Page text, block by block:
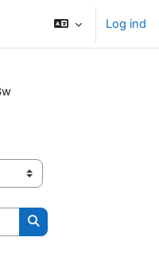
Log ind
Søg efter kurser